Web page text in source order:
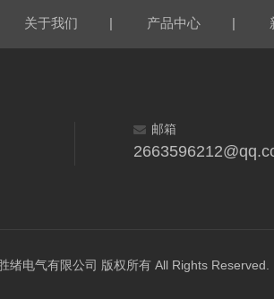
关于我们 | 产品中心 |
邮箱
绪电气有限公司 版权所有 All Rights Reserved.